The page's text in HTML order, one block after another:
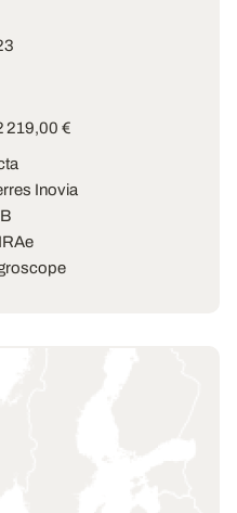
219,00 €
Inovia